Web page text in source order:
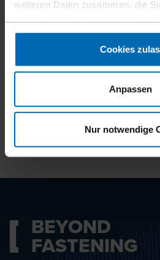
weiteren Daten zusammen, die
gesammelt haben.
Cookies
Anpassen
Nur notwendige
BEYOND
FASTENING